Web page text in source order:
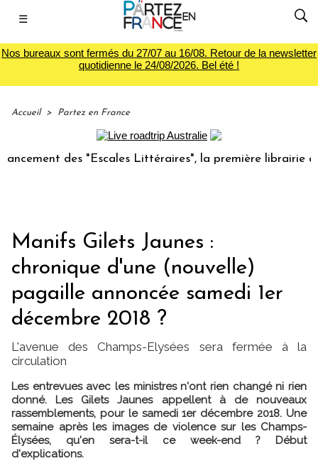
☰
Nos bureaux sont fermés du 27/07 au 16/08. Retour de la newsletter
quotidienne le 24/08/2026. Bel été !
Accueil > Partez en France
des "Escales Littéraires", la première librairie du voyage
Manifs Gilets Jaunes :
chronique d'une (nouvelle)
pagaille annoncée samedi 1er
décembre 2018 ?
L'avenue des Champs-Elysées sera fermée à la
circulation
Les entrevues avec les ministres n'ont rien changé ni rien
donné. Les Gilets Jaunes appellent à de nouveaux
rassemblements, pour le samedi 1er décembre 2018. Une
semaine après les images de violence sur les Champs-
Élysées, qu'en sera-t-il ce week-end ? Début
d'explications.